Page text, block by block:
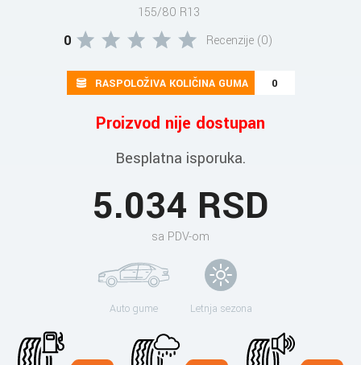
155/80 R13
0 Recenzije (0)
RASPOLOŽIVA KOLIČINA GUMA 0
Proizvod nije dostupan
Besplatna isporuka.
5.034 RSD
sa PDV-om
Auto gume Letnja sezona